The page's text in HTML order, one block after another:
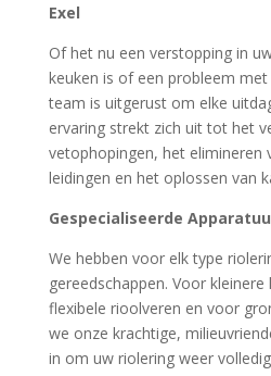
Exel
Of het nu een verstopping in
keuken is of een probleem
team is uitgerust om elke
ervaring strekt zich uit tot het
vetophopingen, het elimineren
leidingen en het oplossen van
Gespecialiseerde
We hebben voor elk type
gereedschappen. Voor
flexibele rioolveren en voor
we onze krachtige,
in om uw riolering weer